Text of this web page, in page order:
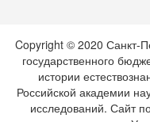
Copyright © 2020 Санкт-
государственного
истории
Российской академии
исследований. Сайт